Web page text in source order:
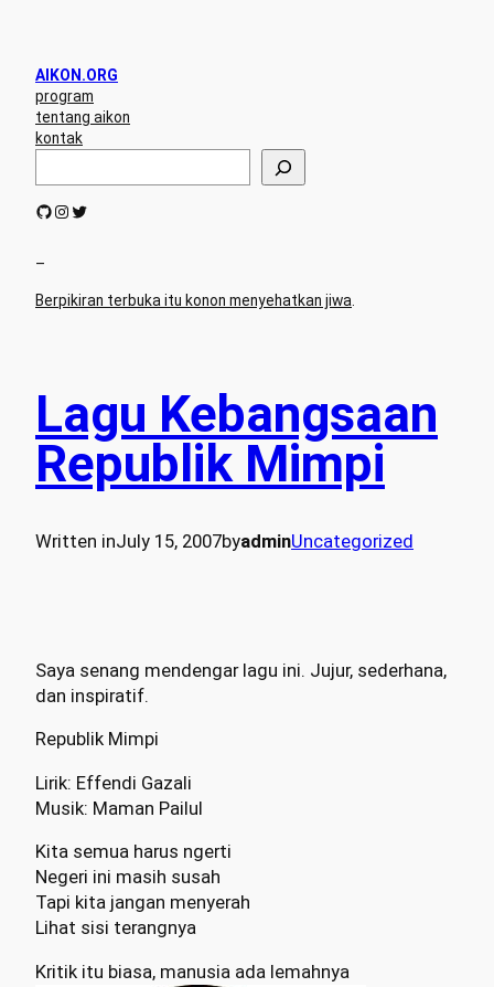
AIKON.ORG
program
tentang aikon
kontak
r
h
GitHub Instagram Twitter
–
Berpikiran terbuka itu konon menyehatkan jiwa
Lagu Kebangsaan
Republik Mimpi
Written inJuly 15, 2007byadminUncategorized
Saya senang mendengar lagu ini. Jujur, sederhana,
dan inspiratif.
Republik Mimpi
Lirik: Effendi Gazali
Musik: Maman Pailul
Kita semua harus ngerti
Negeri ini masih susah
Tapi kita jangan menyerah
Lihat sisi terangnya
Kritik itu biasa, manusia ada lemahnya